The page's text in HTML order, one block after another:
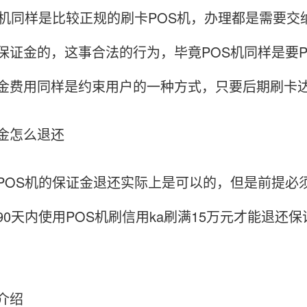
同样是比较正规的刷卡POS机，办理都是需要
证金的，这事合法的行为，毕竟POS机同样是
费用同样是约束用户的一种方式，只要后期刷卡
怎么退还
机的保证金退还实际上是可以的，但是前提
天内使用POS机刷信用ka刷满15万元才能退还
绍